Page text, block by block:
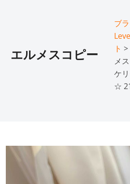
エルメスコピー
ブ
ト >
メ
ケ
☆